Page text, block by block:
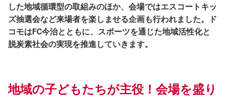
した地域循環型の取組みのほか、会場ではエスコートキッ
ズ抽選会など来場者を楽しませる企画も行われました。ド
コモはFC今治とともに、スポーツを通じた地域活性化と
脱炭素社会の実現を推進していきます。
地域の子どもたちが主役！会場を盛り